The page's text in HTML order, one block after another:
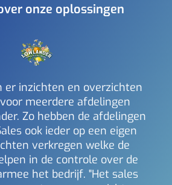
onze oplossingen
er inzichten en overzichten
meerdere afdelingen
Zo hebben de afdelingen
ook ieder op een eigen
verkregen welke de
in de controle over de
het bedrijf. "Het sales